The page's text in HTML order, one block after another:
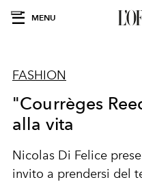
MENU
FASHION
"Courrèges
alla vita
Nicolas Di Felice
invito a prendersi del